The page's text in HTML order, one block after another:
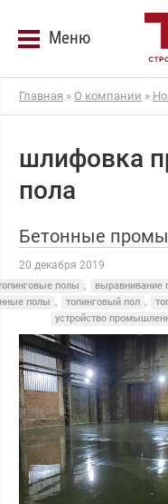
Меню
Главная » О компании »
шлифовка
пола
Бетонные
20 декабря 2019
полы , выравнивание
полы , топинговый пол ,
устройство